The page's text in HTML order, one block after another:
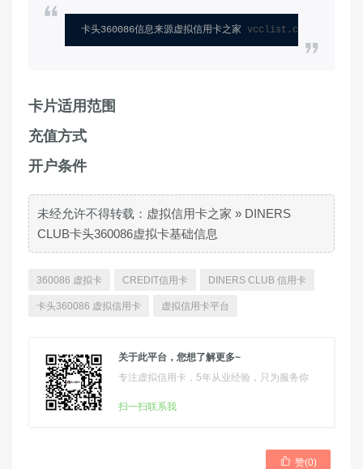
卡头360086信息来源虚拟信用卡之家 vcclist.com
卡片适用范围
充值方式
开户条件
未经允许不得转载： 虚拟信用卡之家 » DINERS
CLUB卡头360086虚拟卡基础信息
360086 虚拟卡 CREDIT信用卡 DINERS CLUB 信用卡
卡头360086 虚拟信用卡 虚拟信用卡平台
关于此平台，您想了解更多~
专注虚拟信用卡，5年从业经验，只为服务你
扫一扫联系我
 赞(0)